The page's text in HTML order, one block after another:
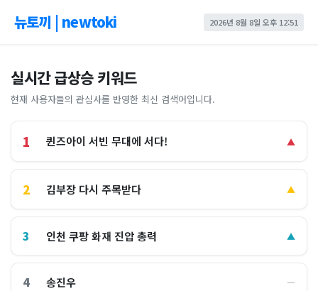
뉴토끼 | newtoki 2026년 8월 8일 오후 12:51
실시간 급상승 키워드
현재 사용자들의 관심사를 반영한 최신 검색어입니다.
1 퀸즈아이 서빈 무대에 서다! ▲
2 김부장 다시 주목받다 ▲
3 인천 쿠팡 화재 진압 총력 ▲
4 송진우 ―